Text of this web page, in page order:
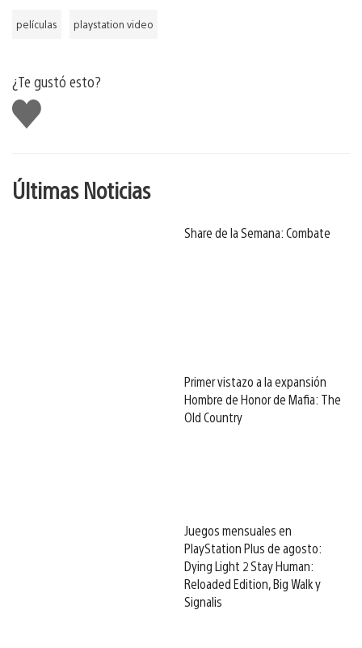
películas playstation video
¿Te gustó esto?
Me
gusta
Últimas Noticias
Share de la Semana: Combate
Primer vistazo a la expansión
Hombre de Honor de Mafia: The
Old Country
Juegos mensuales en
PlayStation Plus de agosto:
Dying Light 2 Stay Human:
Reloaded Edition, Big Walk y
Signalis